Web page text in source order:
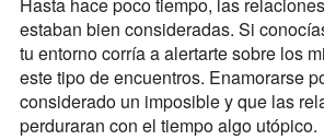
Hasta hace poco tiempo, las
estaban bien consideradas. Si
tu entorno corría a alertarte sobre los
este tipo de encuentros. Enamorarse
considerado un imposible y que las
perduraran con el tiempo algo utópico.